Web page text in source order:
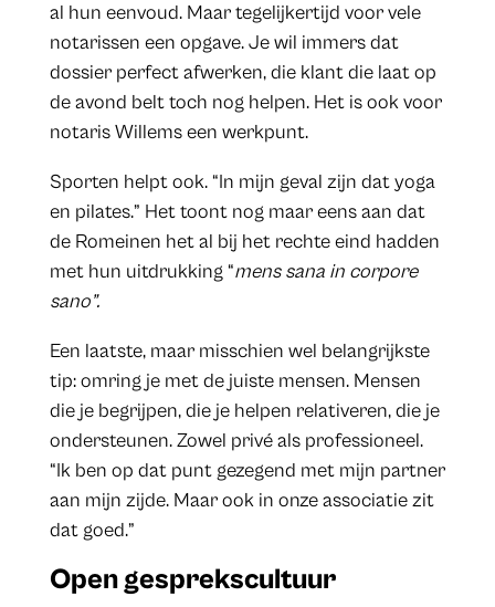
al hun eenvoud. Maar tegelijkertijd voor vele
notarissen een opgave. Je wil immers dat
dossier perfect afwerken, die klant die laat op
de avond belt toch nog helpen. Het is ook voor
notaris Willems een werkpunt.
Sporten helpt ook. “In mijn geval zijn dat yoga
en pilates.” Het toont nog maar eens aan dat
de Romeinen het al bij het rechte eind hadden
met hun uitdrukking “mens sana in corpore
sano”.
Een laatste, maar misschien wel belangrijkste
tip: omring je met de juiste mensen. Mensen
die je begrijpen, die je helpen relativeren, die je
ondersteunen. Zowel privé als professioneel.
“Ik ben op dat punt gezegend met mijn partner
aan mijn zijde. Maar ook in onze associatie zit
dat goed.”
Open gesprekscultuur